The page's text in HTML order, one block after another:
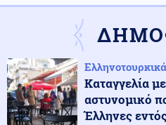
Ανατροπή με τον
διάψευση της ΕΛ.ΑΣ.
Εσωτερική Ασφάλεια
Συνεδρίασε η
Επικίνδυνο «κοκτέιλ»
θερμοκρασίες
Ελληνοτουρκικά
Καταγγελία
αστυνομικό
Έλληνες